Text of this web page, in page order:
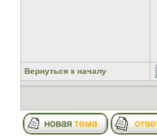
Вернуться к началу